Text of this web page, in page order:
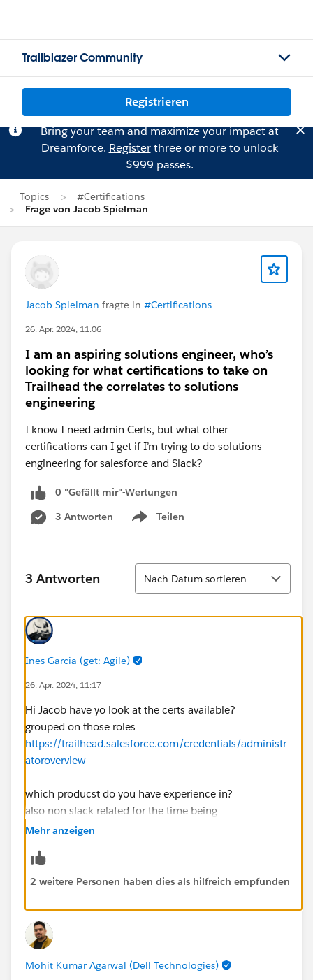
Trailblazer Community
Registrieren
Bring your team and maximize your impact at
Dreamforce. Registerthree or more to unlock
$999 passes.
Topics
#Certifications
Frage von Jacob Spielman
Jacob Spielman fragte in #Certifications
26. Apr. 2024, 11:06
I am an aspiring solutions engineer, who’s
looking for what certifications to take on
Trailhead the correlates to solutions
engineering
I know I need admin Certs, but what other
certifications can I get if I’m trying to do solutions
engineering for salesforce and Slack?
0 "Gefällt mir"-Wertungen
3 Antworten
Teilen
Show menu
3 Antworten
Sortieren
Nach Datum sortieren
Ines Garcia (get: Agile)
26. Apr. 2024, 11:17
Hi Jacob have yo look at the certs available?
grouped on those roles
https://trailhead.salesforce.com/credentials/administr
atoroverview
which producst do you have experience in?
also non slack related for the time being
Mehr anzeigen
2 weitere Personen haben dies als hilfreich empfunden
Mohit Kumar Agarwal (Dell Technologies)